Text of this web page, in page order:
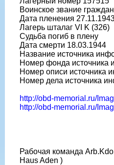
Воинское звание
Дата пленения
Лагерь шталаг VI K (326)
Судьба погиб в плену
Дата смерти 18.03.1944
Название источника
Номер фонда источника
Номер описи источника
Номер дела источника
http://obd-memorial.ru/
http://obd-memorial.ru/
Рабочая команда
Haus Aden )